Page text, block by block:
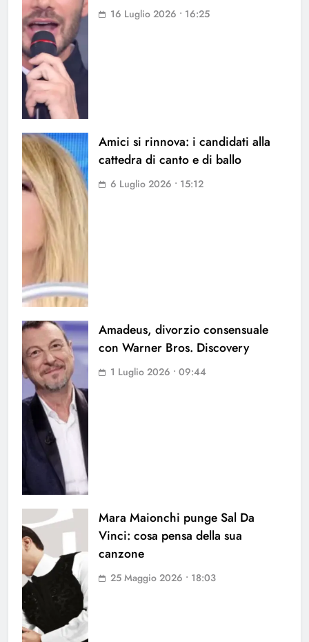
16 Luglio 2026 • 16:25
Amici si rinnova: i candidati alla
cattedra di canto e di ballo
6 Luglio 2026 • 15:12
Amadeus, divorzio consensuale
con Warner Bros. Discovery
1 Luglio 2026 • 09:44
Mara Maionchi punge Sal Da
Vinci: cosa pensa della sua
canzone
25 Maggio 2026 • 18:03